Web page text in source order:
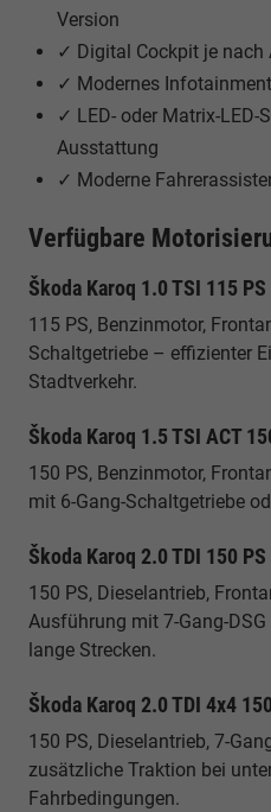
Version
✓ Digital Cockpit je nach
✓ Modernes
✓ LED- oder Matrix-LED-
Ausstattung
✓ Moderne
Verfügbare
Škoda Karoq 1.0 TSI 115 PS
115 PS, Benzinmotor,
Schaltgetriebe – effizienter
Stadtverkehr.
Škoda Karoq 1.5 TSI ACT
150 PS, Benzinmotor,
mit 6-Gang-Schaltgetriebe
Škoda Karoq 2.0 TDI 150 PS
150 PS, Dieselantrieb,
Ausführung mit 7-Gang-
lange Strecken.
Škoda Karoq 2.0 TDI 4x4
150 PS, Dieselantrieb, 7-
zusätzliche Traktion bei
Fahrbedingungen.